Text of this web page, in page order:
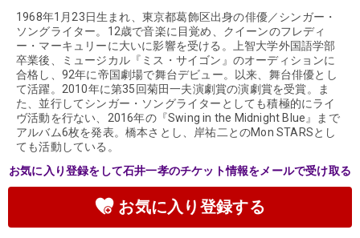
1968年1月23日生まれ、東京都葛飾区出身の俳優／シンガー・
ソングライター。12歳で音楽に目覚め、クイーンのフレディ
ー・マーキュリーに大いに影響を受ける。上智大学外国語学部
卒業後、ミュージカル『ミス・サイゴン』のオーディションに
合格し、92年に帝国劇場で舞台デビュー。以来、舞台俳優とし
て活躍。2010年に第35回菊田一夫演劇賞の演劇賞を受賞。ま
た、並行してシンガー・ソングライターとしても積極的にライ
ヴ活動を行ない、2016年の『Swing in the Midnight Blue』まで
アルバム6枚を発表。橋本さとし、岸祐二とのMon STARSとし
ても活動している。
お気に入り登録をして石井一孝のチケット情報をメールで受け取る
お気に入り登録する